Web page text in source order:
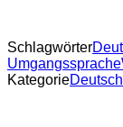
Schlagwörter
Umgangssprache
Kategorie